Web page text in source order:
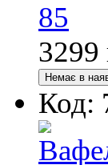
3299
Код: